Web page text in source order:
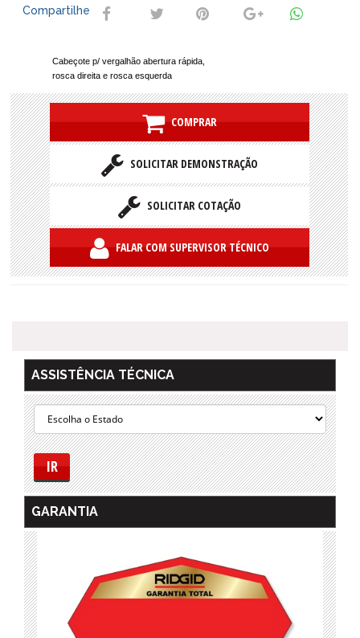
Compartilhe
Cabeçote p/ vergalhão abertura rápida,
rosca direita e rosca esquerda
COMPRAR
SOLICITAR DEMONSTRAÇÃO
SOLICITAR COTAÇÃO
FALAR COM SUPERVISOR TÉCNICO
ASSISTÊNCIA TÉCNICA
IR
GARANTIA